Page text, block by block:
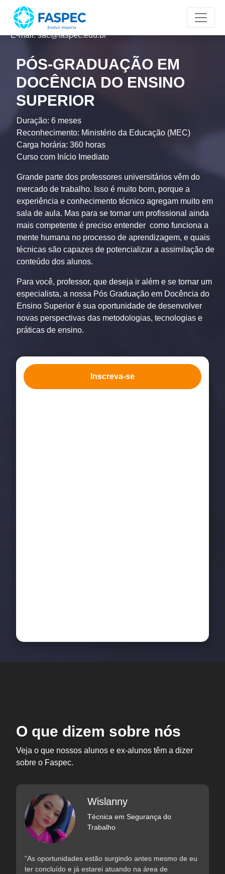
Televendas: (11) 4007-2070
E-mail: sac@faspec.edu.br
Institucional
Portal do aluno
PÓS-GRADUAÇÃO EM
DOCÊNCIA DO ENSINO
SUPERIOR
Duração: 6 meses
Reconhecimento: Ministério da Educação (MEC)
Carga horária: 360 horas
Curso com Início Imediato
Grande parte dos professores universitários vêm do
mercado de trabalho. Isso é muito bom, porque a
experiência e conhecimento técnico agregam muito em
sala de aula. Mas para se tornar um profissional ainda
mais competente é preciso entender como funciona a
mente humana no processo de aprendizagem, e quais
técnicas são capazes de potencializar a assimilação de
conteúdo dos alunos.
Para você, professor, que deseja ir além e se tornar um
especialista, a nossa Pós Graduação em Docência do
Ensino Superior é sua oportunidade de desenvolver
novas perspectivas das metodologias, tecnologias e
práticas de ensino.
Inscreva-se
O que dizem sobre nós
Veja o que nossos alunos e ex-alunos têm a dizer
sobre o Faspec.
Wislanny
Técnica em Segurança do
Trabalho
“As oportunidades estão surgindo antes mesmo de eu
ter concluído e já estarei atuando na área de